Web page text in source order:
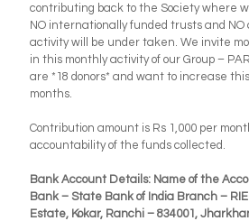
contributing back to the Society where
NO internationally funded trusts and NO
activity will be under taken. We invite
in this monthly activity of our Group –
are *18 donors* and want to increase
months.
Contribution amount is Rs 1,000 per
accountability of the funds collected.
Bank Account Details: Name of the
Bank – State Bank of India Branch –
Estate, Kokar, Ranchi – 834001,